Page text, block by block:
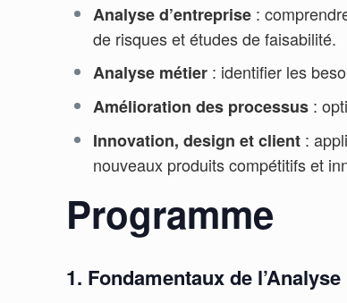
Analyse d’entreprise :
de risques et études de faisabilité.
Analyse métier : identifier les
Amélioration des processus :
Innovation, design et client :
nouveaux produits compétitifs et
Programme
1. Fondamentaux de